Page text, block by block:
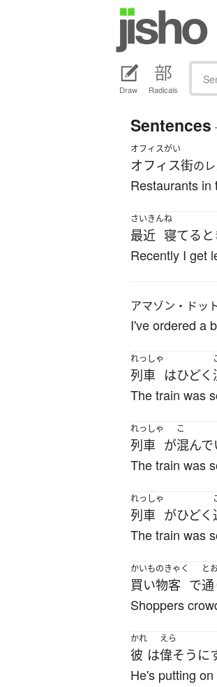
Draw Radicals
Sentences
オフィスがい
オフィス街の
Restaurants in
さいきん
最近
ね
寝てる
Recently I get
アマゾン・ドッ
I've ordered a
れっしゃ
列車 はひどく
The train was
れっしゃ
列車 が
こ
混んで
The train was
れっしゃ
列車 がひどく
The train was
かいものきゃく
買い物客 で
と
通
Shoppers
かれ
彼 は
えら
偉そうに
He's putting on